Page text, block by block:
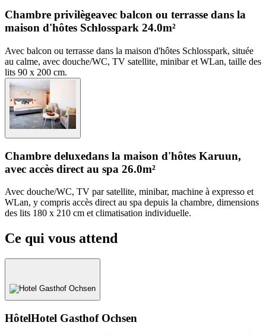
Chambre privilègeavec balcon ou terrasse dans la
maison d'hôtes Schlosspark 24.0m²
Avec balcon ou terrasse dans la maison d'hôtes Schlosspark, située
au calme, avec douche/WC, TV satellite, minibar et WLan, taille des
lits 90 x 200 cm.
Chambre deluxedans la maison d'hôtes Karuun,
avec accès direct au spa 26.0m²
Avec douche/WC, TV par satellite, minibar, machine à expresso et
WLan, y compris accès direct au spa depuis la chambre, dimensions
des lits 180 x 210 cm et climatisation individuelle.
Ce qui vous attend
HôtelHotel Gasthof Ochsen